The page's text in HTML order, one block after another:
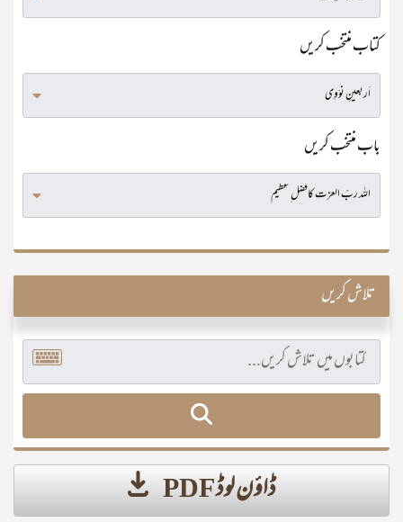
کتاب منتخب کریں
باب منتخب کریں
تلاش کریں
ڈاؤن لوڈ PDF